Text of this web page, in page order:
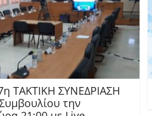
ΤΑΚΤΙΚΗ ΣΥΝΕΔΡΙΑΣΗ
την